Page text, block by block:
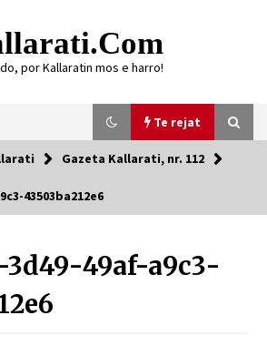
por Kallaratin mos e harro!
Te rejat
Gazeta Kallarati, nr. 112
43503ba212e6
3d49-49af-a9c3-